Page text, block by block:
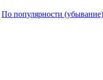
По популярности (убывание)